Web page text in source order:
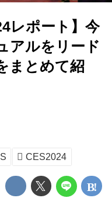
レポート】今
アルをリード
まとめて紹
CES2024